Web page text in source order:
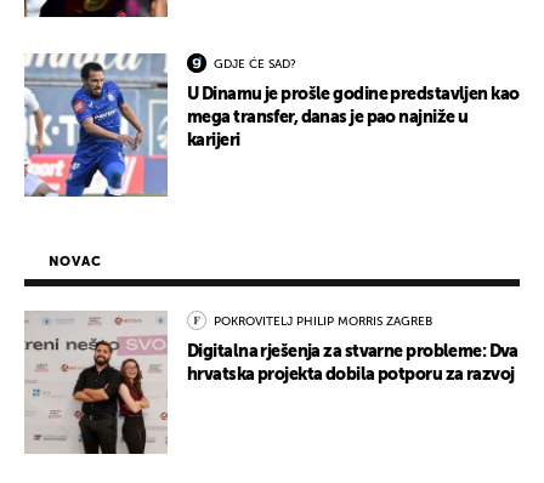
GDJE ĆE SAD?
U Dinamu je prošle godine predstavljen kao
mega transfer, danas je pao najniže u
karijeri
NOVAC
POKROVITELJ PHILIP MORRIS ZAGREB
Digitalna rješenja za stvarne probleme: Dva
hrvatska projekta dobila potporu za razvoj